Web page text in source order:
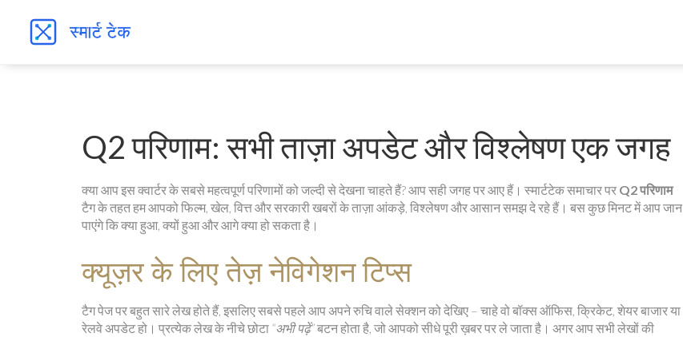
Q2 परिणाम: सभी ताज़ा अपडेट और विश्लेषण एक जगह
क्या आप इस क्वार्टर के सबसे महत्वपूर्ण परिणामों को जल्दी से देखना चाहते हैं? आप सही जगह पर आए हैं। स्मार्टटेक समाचार पर Q2 परिणाम
टैग के तहत हम आपको फिल्म, खेल, वित्त और सरकारी खबरों के ताज़ा आंकड़े, विश्लेषण और आसान समझ दे रहे हैं। बस कुछ मिनट में आप जान
पाएंगे कि क्या हुआ, क्यों हुआ और आगे क्या हो सकता है।
क्यूज़र के लिए तेज़ नेविगेशन टिप्स
टैग पेज पर बहुत सारे लेख होते हैं, इसलिए सबसे पहले आप अपने रुचि वाले सेक्शन को देखिए – चाहे वो बॉक्स ऑफिस, क्रिकेट, शेयर बाजार या
रेलवे अपडेट हो। प्रत्येक लेख के नीचे छोटा “अभी पढ़ें”बटन होता है, जो आपको सीधे पूरी ख़बर पर ले जाता है। अगर आप सभी लेखों की